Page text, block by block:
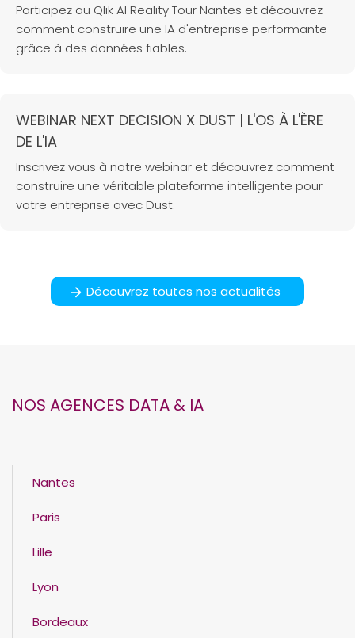
Participez au Qlik AI Reality Tour Nantes et découvrez
comment construire une IA d'entreprise performante
grâce à des données fiables.
WEBINAR NEXT DECISION X DUST | L'OS À L'ÈRE
DE L'IA
Inscrivez vous à notre webinar et découvrez comment
construire une véritable plateforme intelligente pour
votre entreprise avec Dust.
Découvrez toutes nos actualités
NOS AGENCES DATA & IA
Nantes
Paris
Lille
Lyon
Bordeaux